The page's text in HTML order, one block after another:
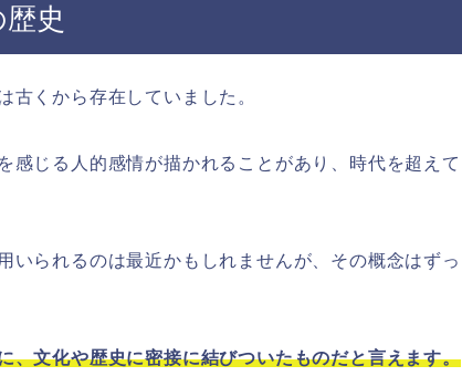
史
古くから存在していました。
感じる人的感情が描かれることがあり、時代を超えて
いられるのは最近かもしれませんが、その概念はずっ
、文化や歴史に密接に結びついたものだと言えます。